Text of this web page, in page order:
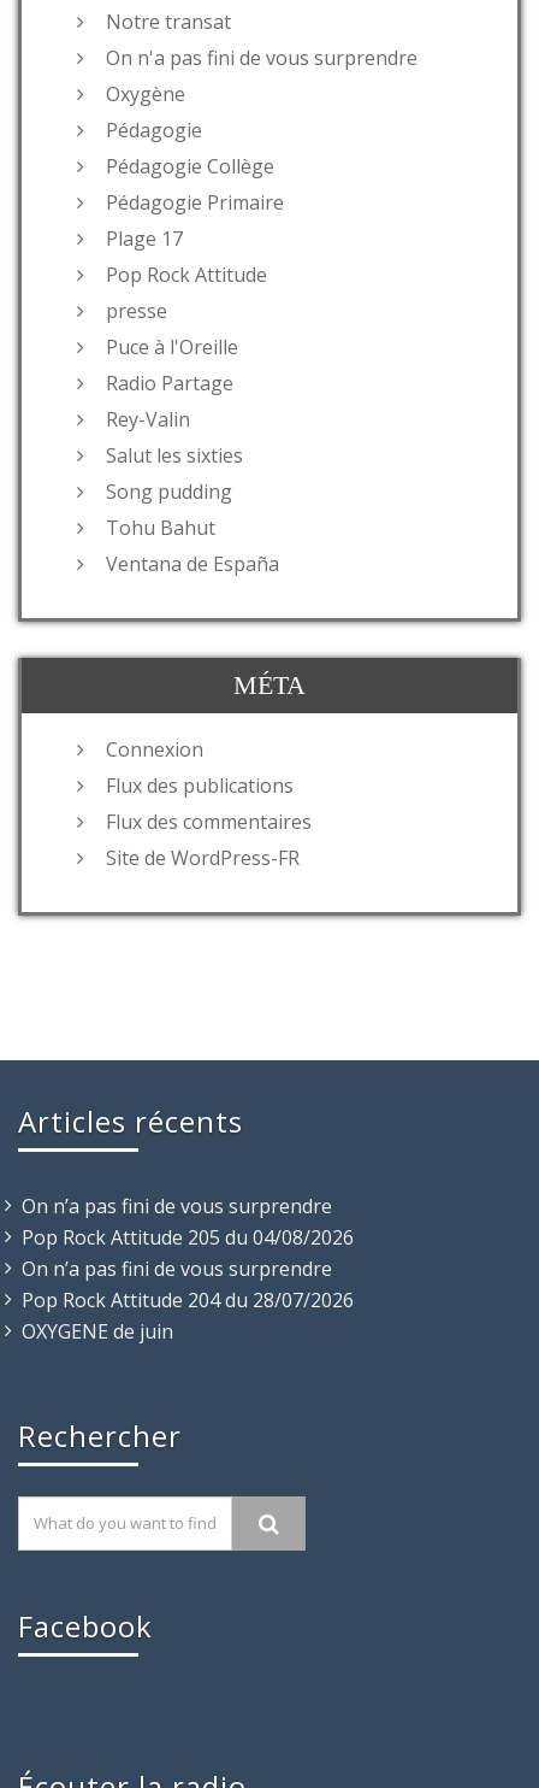
Notre transat
On n'a pas fini de vous surprendre
Oxygène
Pédagogie
Pédagogie Collège
Pédagogie Primaire
Plage 17
Pop Rock Attitude
presse
Puce à l'Oreille
Radio Partage
Rey-Valin
Salut les sixties
Song pudding
Tohu Bahut
Ventana de España
MÉTA
Connexion
Flux des publications
Flux des commentaires
Site de WordPress-FR
Articles récents
On n’a pas fini de vous surprendre
Pop Rock Attitude 205 du 04/08/2026
On n’a pas fini de vous surprendre
Pop Rock Attitude 204 du 28/07/2026
OXYGENE de juin
Rechercher
Facebook